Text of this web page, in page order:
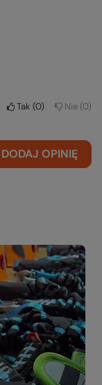
Tak 0 Nie 0
DODAJ OPINIĘ